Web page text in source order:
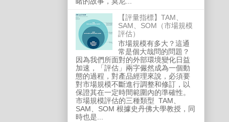
【評量指標】TAM、
SAM、SOM（市場規模
評估）
市場規模有多大？這通
常是個大哉問的問題？
因為我們所面對的外部環境變化日益
加速，「評估」兩字儼然成為一個動
態的過程，對產品經理來說，必須要
對市場規模不斷進行調整和修訂，以
保證其在一定時間範圍內的準確性。
市場規模評估的三種類型 TAM、
SAM、SOM 根據史丹佛大學教授，同
時也是...